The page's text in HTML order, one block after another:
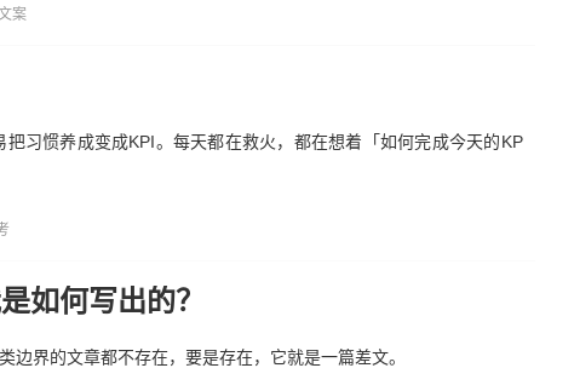
案
习惯养成变成KPI。每天都在救火，都在想着「如何完成今天的KP
如何写出的？
界的文章都不存在，要是存在，它就是一篇差文。